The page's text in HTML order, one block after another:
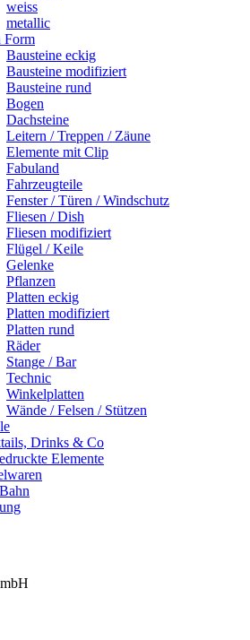
weiss
metallic
Form
Bausteine eckig
Bausteine modifiziert
Bausteine rund
Bogen
Dachsteine
Leitern / Treppen / Zäune
Elemente mit Clip
Fabuland
Fahrzeugteile
Fenster / Türen / Windschutz
Fliesen / Dish
Fliesen modifiziert
Flügel / Keile
Gelenke
Pflanzen
Platten eckig
Platten modifiziert
Platten rund
Räder
Stange / Bar
Technic
Winkelplatten
Wände / Felsen / Stützen
Drinks & Co
Elemente